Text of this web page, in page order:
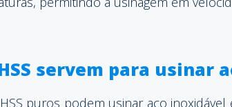
servem para usinar
puros podem usinar aço